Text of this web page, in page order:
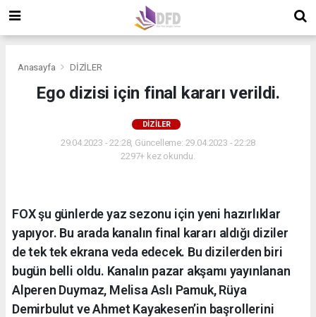
Anasayfa DİZİLER
Ego dizisi için final kararı verildi.
DİZİLER
29.04.2023 - 22:28, Güncelleme: 29.04.2023 - 22:28
2297+ kez okundu.
FOX şu günlerde yaz sezonu için yeni hazırlıklar
yapıyor. Bu arada kanalın final kararı aldığı diziler
de tek tek ekrana veda edecek. Bu dizilerden biri
bugün belli oldu. Kanalın pazar akşamı yayınlanan
Alperen Duymaz, Melisa Aslı Pamuk, Rüya
Demirbulut ve Ahmet Kayakesen’in başrollerini